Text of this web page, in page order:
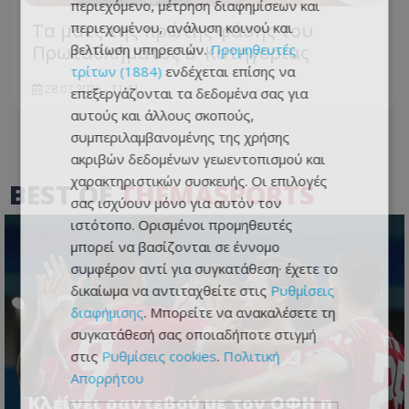
Τα ματς της πρώτης φάσης του
Πρωταθλήματος Β’ Κατηγορίας
28.07.2026 - 11:41
BEST OFTHEMASPORTS
Κλείνει ραντεβού με τον ΟΦΗ η
περιεχόμενο, μέτρηση διαφημίσεων και
περιεχομένου, ανάλυση κοινού και
βελτίωση υπηρεσιών. Προμηθευτές
τρίτων (1884) ενδέχεται επίσης να
επεξεργάζονται τα δεδομένα σας για
αυτούς και άλλους σκοπούς,
συμπεριλαμβανομένης της χρήσης
ακριβών δεδομένων γεωεντοπισμού και
χαρακτηριστικών συσκευής. Οι επιλογές
σας ισχύουν μόνο για αυτόν τον
ιστότοπο. Ορισμένοι προμηθευτές
μπορεί να βασίζονται σε έννομο
συμφέρον αντί για συγκατάθεση· έχετε το
δικαίωμα να αντιταχθείτε στις Ρυθμίσεις
διαφήμισης. Μπορείτε να ανακαλέσετε τη
συγκατάθεσή σας οποιαδήποτε στιγμή
στις Ρυθμίσεις cookies. Πολιτική
Απορρήτου